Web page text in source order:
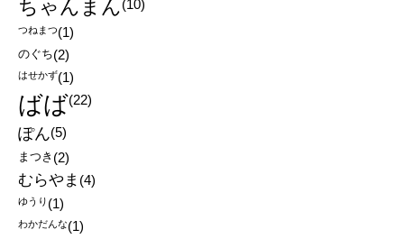
ちゃんまん(10)
つねまつ(1)
のぐち(2)
はせかず(1)
ばば(22)
ぽん(5)
まつき (2)
むらやま (4)
ゆうり (1)
わかだんな(1)